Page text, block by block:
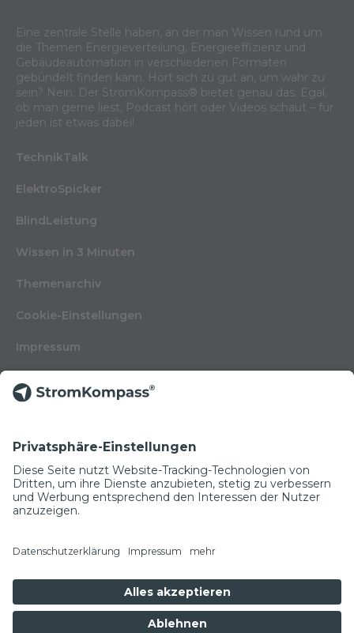
NEWSLETTER
Eine zentrale Stelle haben, an der man Wissen rund um
die Themen Energieverteilung, Energieeffizienz und
Gebäudeautomation in verschiedenen Formaten
gebündelt finden kann. Hört sich zu gut an, um wahr zu
sein? Nein. Der StromKompass® bietet genau das. Egal,
ob man gerne liest, Podcast hört oder Videos schaut – für
jeden ist etwas dabei!
TechnikTalk
ElektroSpicker
BlindLeistung
Wissen in 3 Minuten
Themenarchiv
Cookie-Einstellungen
Impressum
Kontakt
Glossar